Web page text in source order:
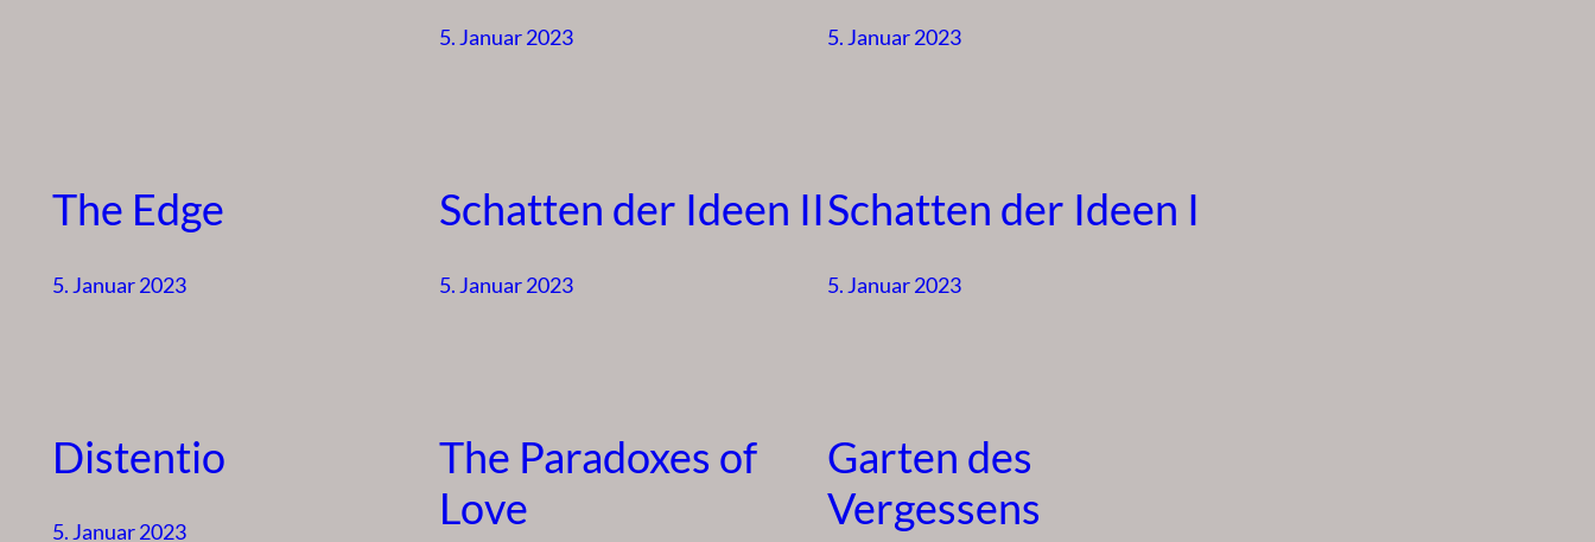
5. Januar 2023 5. Januar 2023
The Edge
5. Januar 2023
Schatten der Ideen II
5. Januar 2023
Schatten der Ideen I
5. Januar 2023
Distentio
5. Januar 2023
The Paradoxes of
Love
Garten des
Vergessens